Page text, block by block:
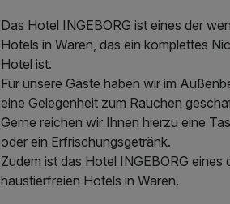
Das Hotel INGEBORG ist eines der
Hotels in Waren, das ein komplettes
Hotel ist.
Für unsere Gäste haben wir im
eine Gelegenheit zum Rauchen
Gerne reichen wir Ihnen hierzu eine
oder ein Erfrischungsgetränk.
Zudem ist das Hotel INGEBORG eines
haustierfreien Hotels in Waren.